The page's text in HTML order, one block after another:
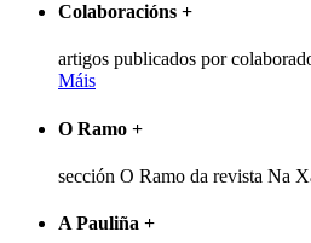
Colaboracións +
artigos publicados por
Máis
O Ramo +
sección O Ramo da revista Na
A Pauliña +